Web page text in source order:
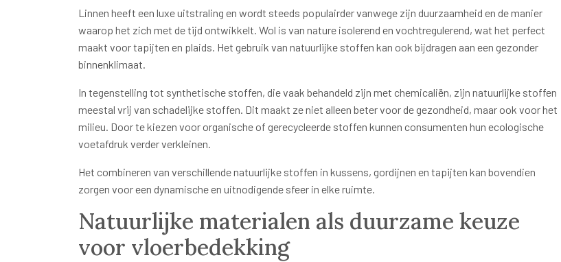
Linnen heeft een luxe uitstraling en wordt steeds populairder vanwege zijn duurzaamheid en de manier
waarop het zich met de tijd ontwikkelt. Wol is van nature isolerend en vochtregulerend, wat het perfect
maakt voor tapijten en plaids. Het gebruik van natuurlijke stoffen kan ook bijdragen aan een gezonder
binnenklimaat.
In tegenstelling tot synthetische stoffen, die vaak behandeld zijn met chemicaliën, zijn natuurlijke stoffen
meestal vrij van schadelijke stoffen. Dit maakt ze niet alleen beter voor de gezondheid, maar ook voor het
milieu. Door te kiezen voor organische of gerecycleerde stoffen kunnen consumenten hun ecologische
voetafdruk verder verkleinen.
Het combineren van verschillende natuurlijke stoffen in kussens, gordijnen en tapijten kan bovendien
zorgen voor een dynamische en uitnodigende sfeer in elke ruimte.
Natuurlijke materialen als duurzame keuze
voor vloerbedekking